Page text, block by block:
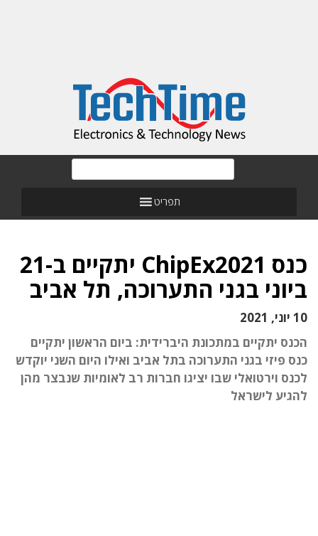
תפריט
כנס ChipEx2021 יתקיים ב-21
ביוני בגני התערוכה, תל אביב
10 יוני, 2021
הכנס יתקיים במתכונת היברידית: ביום הראשון יתקיים
כנס פיזי בגני התערוכה בתל אביב ואילו היום השני יוקדש
לכנס וירטואלי שבו יציגו חברות רב לאומיות שנבצר מהן
להגיע לישראל